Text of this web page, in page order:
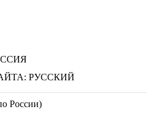
РУССКИЙ
России)